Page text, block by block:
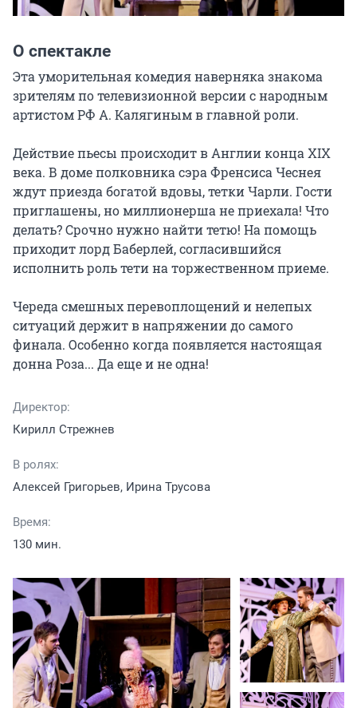
О спектакле
Эта уморительная комедия наверняка знакома
зрителям по телевизионной версии с народным
артистом РФ А. Калягиным в главной роли.
Действие пьесы происходит в Англии конца XIX
века. В доме полковника сэра Френсиса Чеснея
ждут приезда богатой вдовы, тетки Чарли. Гости
приглашены, но миллионерша не приехала! Что
делать? Срочно нужно найти тетю! На помощь
приходит лорд Баберлей, согласившийся
исполнить роль тети на торжественном приеме.
Череда смешных перевоплощений и нелепых
ситуаций держит в напряжении до самого
финала. Особенно когда появляется настоящая
донна Роза... Да еще и не одна!
Директор:
Кирилл Стрежнев
В ролях:
Алексей Григорьев, Ирина Трусова
Время:
130 мин.